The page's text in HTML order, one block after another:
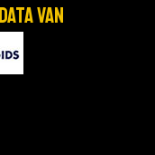
van